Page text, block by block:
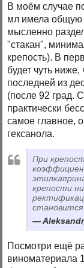
В моём случае
мл имела общую
мысленно
"стакан",
крепость). В
будет чуть
последней из
(после 92 град.
практически
самое главное,
гексанола.
При
крепости
Посмотри ещё
виноматериала